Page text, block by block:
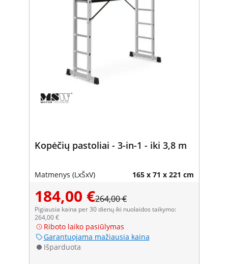
Kopėčių pastoliai - 3-in-1 - iki 3,8 m
Matmenys (LxŠxV) 165 x 71 x 221 cm
184,00 €264,00 €
Pigiausia kaina per 30 dienų iki nuolaidos taikymo:
264,00 €
Riboto laiko pasiūlymas
Garantuojama mažiausia kaina
Išparduota